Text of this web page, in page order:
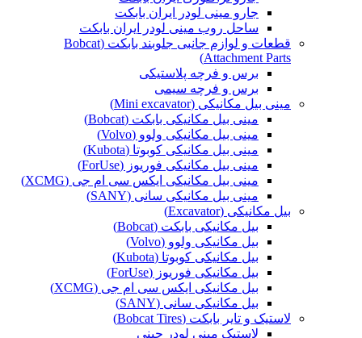
جارو مینی لودر ایران بابکت
ساحل روب مینی لودر ایران بابکت
قطعات و لوازم جانبی جلوبند بابکت (Bobcat
Attachment Parts)
برس و فرچه پلاستیکی
برس و فرچه سیمی
مینی بیل مکانیکی (Mini excavator)
مینی بیل مکانیکی بابکت (Bobcat)
مینی بیل مکانیکی ولوو (Volvo)
مینی بیل مکانیکی کوبوتا (Kubota)
مینی بیل مکانیکی فوریوز (ForUse)
مینی بیل مکانیکی ایکس سی ام جی (XCMG)
مینی بیل مکانیکی سانی (SANY)
بیل مکانیکی (Excavator)
بیل مکانیکی بابکت (Bobcat)
بیل مکانیکی ولوو (Volvo)
بیل مکانیکی کوبوتا (Kubota)
بیل مکانیکی فوریوز (ForUse)
بیل مکانیکی ایکس سی ام جی (XCMG)
بیل مکانیکی سانی (SANY)
لاستیک و تایر بابکت (Bobcat Tires)
لاستیک مینی لودر چینی